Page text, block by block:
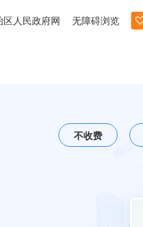
人民政府网 无障碍浏览
不收费